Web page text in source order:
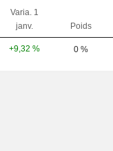
Varia. 1
janv.
Poids
+9,32 % 0 %